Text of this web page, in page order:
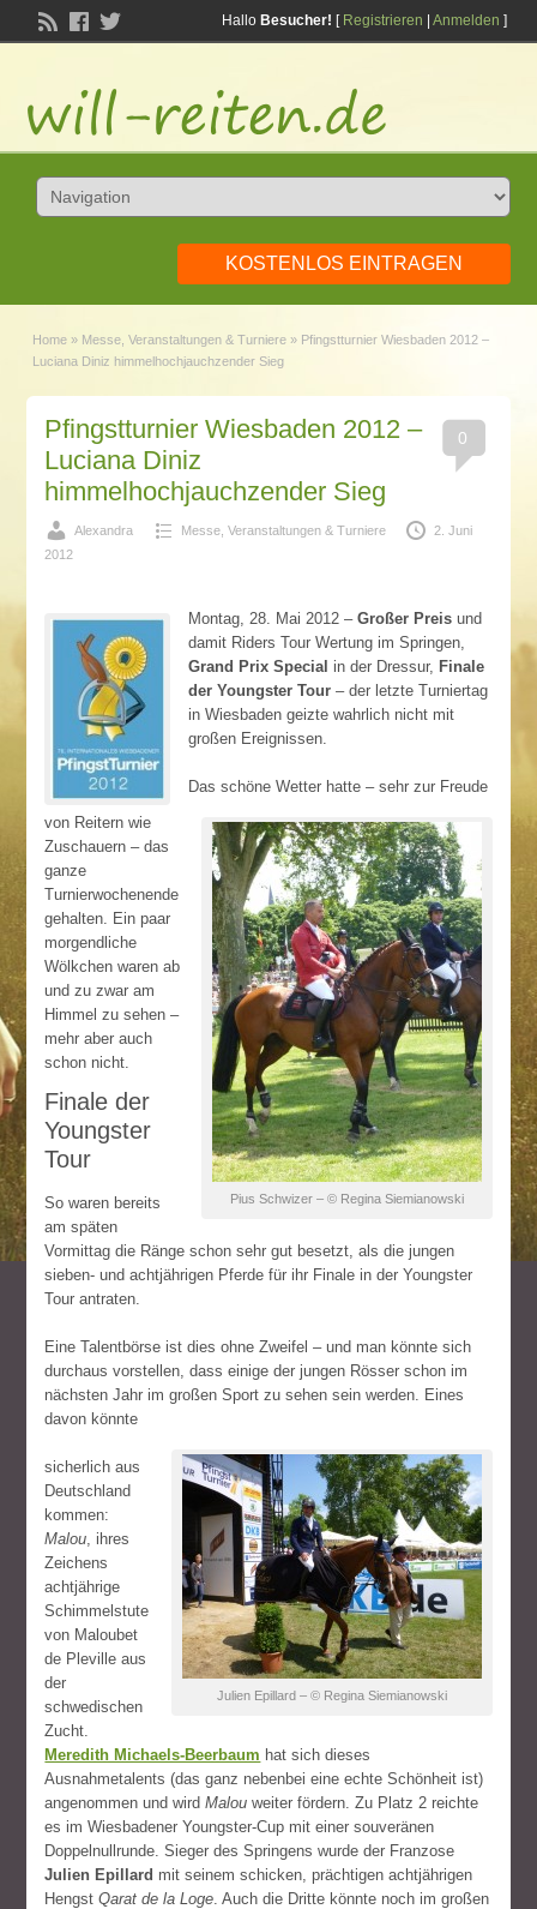
Hallo Besucher! [ Registrieren Anmelden ]
KOSTENLOS EINTRAGEN
Home » Messe, Veranstaltungen & Turniere » Pfingstturnier Wiesbaden 2012 –
Luciana Diniz himmelhochjauchzender Sieg
0
Pfingstturnier Wiesbaden 2012 –
Luciana Diniz
himmelhochjauchzender Sieg
Alexandra Messe, Veranstaltungen & Turniere
2. Juni
2012
Montag, 28. Mai 2012 –Großer Preis und
damit Riders Tour Wertung im Springen,
Grand Prix Special in der Dressur, Finale
der Youngster Tour – der letzte Turniertag
in Wiesbaden geizte wahrlich nicht mit
großen Ereignissen.
Pius Schwizer – © Regina Siemianowski
Das schöne Wetter hatte – sehr zur Freude
von Reitern wie
Zuschauern – das
ganze
Turnierwochenende
gehalten. Ein paar
morgendliche
Wölkchen waren ab
und zu zwar am
Himmel zu sehen –
mehr aber auch
schon nicht.
Finale der
Youngster
Tour
So waren bereits
am späten
Vormittag die Ränge schon sehr gut besetzt, als die jungen
sieben- und achtjährigen Pferde für ihr Finale in der Youngster
Tour antraten.
Eine Talentbörse ist dies ohne Zweifel – und man könnte sich
durchaus vorstellen, dass einige der jungen Rösser schon im
nächsten Jahr im großen Sport zu sehen sein werden. Eines
davon könnte
Julien Epillard – © Regina Siemianowski
sicherlich aus
Deutschland
kommen:
Malou, ihres
Zeichens
achtjährige
Schimmelstute
von Maloubet
de Pleville aus
der
schwedischen
Zucht.
Meredith Michaels-Beerbaum hat sich dieses
Ausnahmetalents (das ganz nebenbei eine echte Schönheit ist)
angenommen und wirdMalou weiter fördern. Zu Platz 2 reichte
es im Wiesbadener Youngster-Cup mit einer souveränen
Doppelnullrunde. Sieger des Springens wurde der Franzose
Julien Epillard mit seinem schicken, prächtigen achtjährigen
HengstQarat de la Loge. Auch die Dritte könnte noch im großen